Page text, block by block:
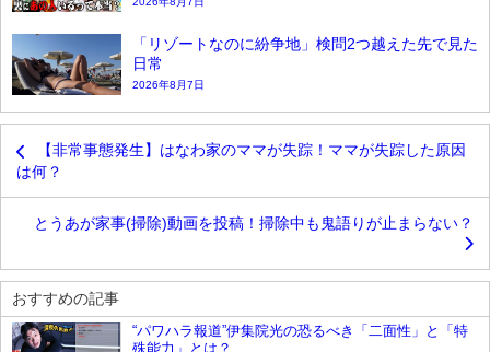
「リゾートなのに紛争地」検問2つ越えた先で見た
日常
2026年8月7日
【非常事態発生】はなわ家のママが失踪！ママが失踪した原因
は何？
とうあが家事(掃除)動画を投稿！掃除中も鬼語りが止まらない？
おすすめの記事
“パワハラ報道”伊集院光の恐るべき「二面性」と「特
殊能力」とは？